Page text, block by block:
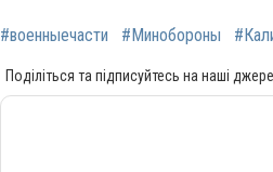
#военныечасти #Минобороны
Поділіться та підписуйтесь на наші